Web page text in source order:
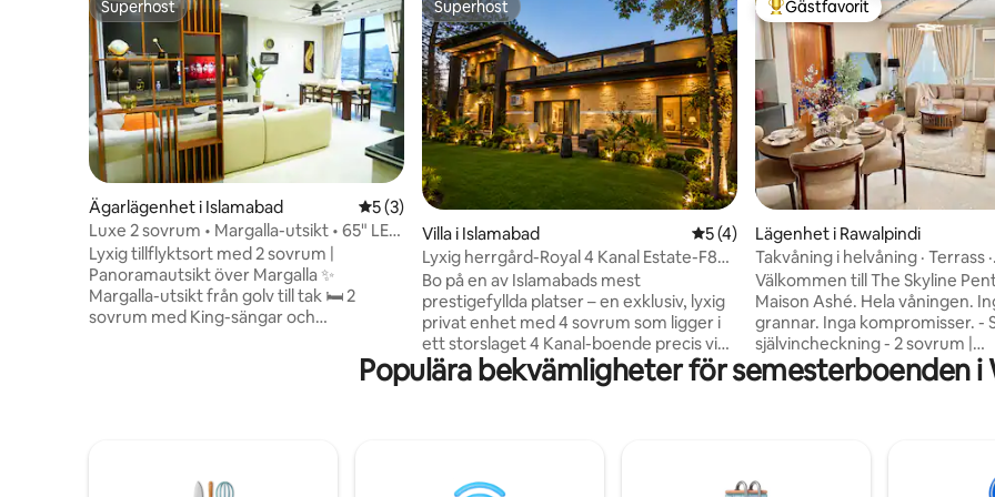
Superhost
Superhost
Ägarlägenhet i Islamabad 5 av 5 i genomsnittligt betyg, 3 omdömen
5 (3)
Luxe 2 sovrum • Margalla-utsikt • 65" LED
• D-12
Lyxig tillflyktsort med 2 sovrum |
Panoramautsikt över Margalla ✨
Margalla-utsikt från golv till tak 🛏️ 2
sovrum med King-sängar och
via Smart Lock 📺 65" smart-TV, Netflix
och snabbt WiFi 🍳 Fullt utrustat kök +
parkering och hissar 📍 Prime D-12, några
Superhost
Superhost
Villa i Islamabad 5 av 5 i genomsnittligt betyg, 4
5 (4)
Lyxig herrgård-Royal 4 Kanal Estate-F8
Margalla Rd
Bo på en av Islamabads mest
prestigefyllda platser – en exklusiv, lyxig
privat enhet med 4 sovrum som ligger i
ett storslaget 4 Kanal-boende precis vid
Main Margalla Road, F-8/2. Denna adress
är verkligen oöverträffad, en sällsynt
avkoppling i en lugn miljö. Med rymliga
Populär gästfavorit
Gästfavorit
Lägenhet i Rawalpindi
Takvåning i helvåning · Terrass ·
Självincheckning
Välkommen till The Skyline
Maison Ashé. Hela våningen.
grannar. Inga kompromisser. - Smart lås -
självincheckning - 2 sovrum |
Huvudsovrum och sovrum
enkelsängar, båda med
smart-TV · Netflix · Snabbt
Matbord - Sällskapsspel - Fullt
Populära bekvämligheter för semesterboenden i